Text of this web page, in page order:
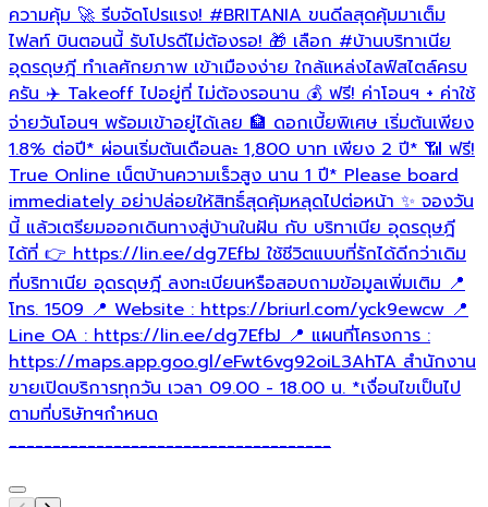
ความคุ้ม 🚀 รีบจัดโปรแรง! #BRITANIA ขนดีลสุดคุ้มมาเต็ม
ไฟลท์ บินตอนนี้ รับโปรดีไม่ต้องรอ! 🎁 เลือก #บ้านบริทาเนีย
อุดรดุษฎี ทำเลศักยภาพ เข้าเมืองง่าย ใกล้แหล่งไลฟ์สไตล์ครบ
ครัน ✈️ Takeoff ไปอยู่ที่ ไม่ต้องรอนาน 💰 ฟรี! ค่าโอนฯ + ค่าใช้
จ่ายวันโอนฯ พร้อมเข้าอยู่ได้เลย 🏦 ดอกเบี้ยพิเศษ เริ่มต้นเพียง
1.8% ต่อปี* ผ่อนเริ่มต้นเดือนละ 1,800 บาท เพียง 2 ปี* 📶 ฟรี!
True Online เน็ตบ้านความเร็วสูง นาน 1 ปี* Please board
immediately อย่าปล่อยให้สิทธิ์สุดคุ้มหลุดไปต่อหน้า ✨ จองวัน
นี้ แล้วเตรียมออกเดินทางสู่บ้านในฝัน กับ บริทาเนีย อุดรดุษฎี
ได้ที่ 👉 https://lin.ee/dg7EfbJ ใช้ชีวิตแบบที่รักได้ดีกว่าเดิม
ที่บริทาเนีย อุดรดุษฎี ลงทะเบียนหรือสอบถามข้อมูลเพิ่มเติม 📍
โทร. 1509 📍 Website : https://briurl.com/yck9ewcw 📍
Line OA : https://lin.ee/dg7EfbJ 📍 แผนที่โครงการ :
https://maps.app.goo.gl/eFwt6vg92oiL3AhTA สำนักงาน
ขายเปิดบริการทุกวัน เวลา 09.00 - 18.00 น. *เงื่อนไขเป็นไป
ตามที่บริษัทฯกำหนด
_____________________________________